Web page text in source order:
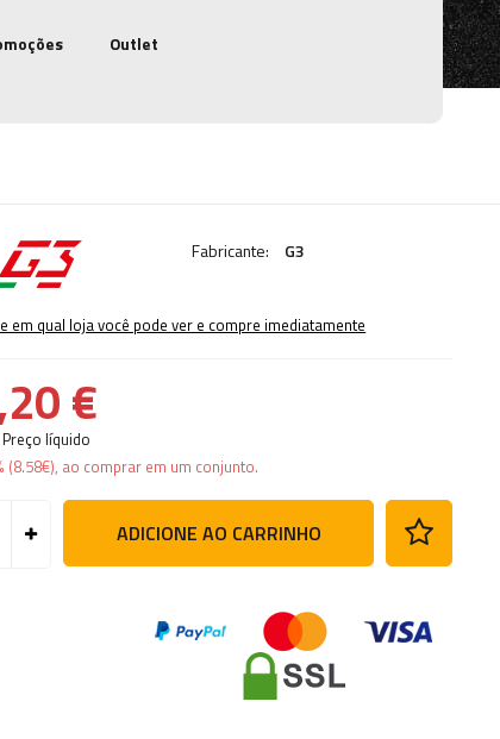
Outlet
Fabricante: G3
em qual loja você pode ver e compre imediatamente
€
Preço líquido
(8.58€), ao comprar em um conjunto.
ADICIONE AO CARRINHO